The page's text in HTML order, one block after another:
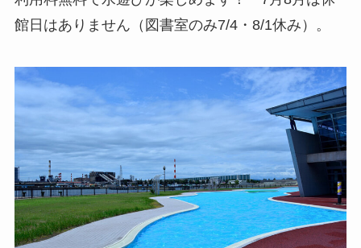
館日はありません（図書室のみ7/4・8/1休み）。